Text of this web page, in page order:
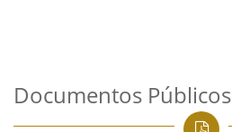
Documentos Públicos